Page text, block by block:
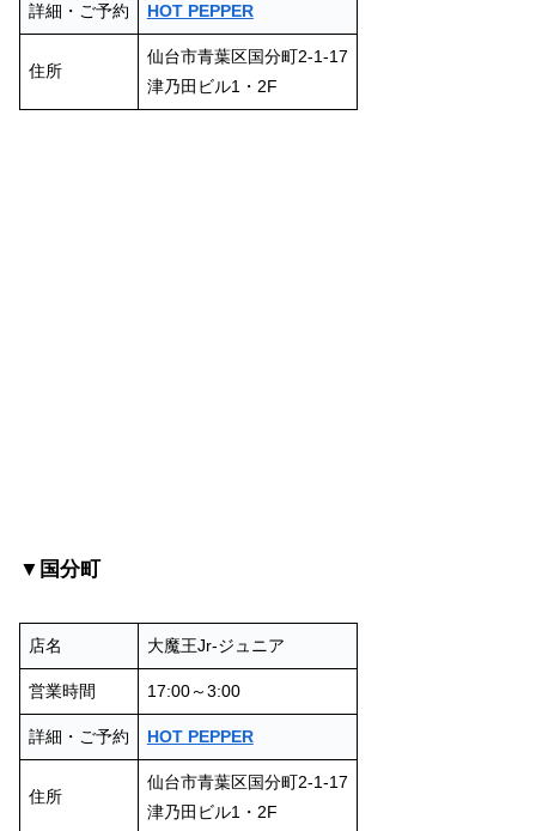
詳細・ご予約 HOT PEPPER
住所
仙台市青葉区国分町2-1-17
津乃田ビル1・2F
▼国分町
店名 大魔王Jr-ジュニア
営業時間 17:00～3:00
詳細・ご予約 HOT PEPPER
住所
仙台市青葉区国分町2-1-17
津乃田ビル1・2F